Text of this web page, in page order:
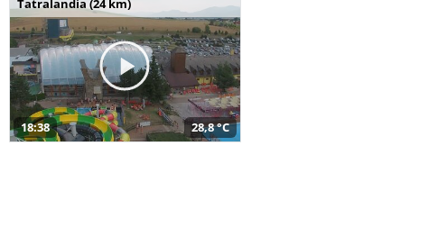
Tatralandia (24 km)
18:38 28,8 °C